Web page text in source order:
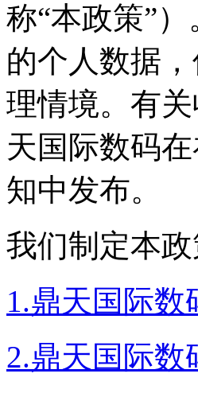
称“本政策”
的个人数据
理情境。有
天国际数码在
知中发布。
我们制定本政
1.鼎天国际
2.鼎天国际数